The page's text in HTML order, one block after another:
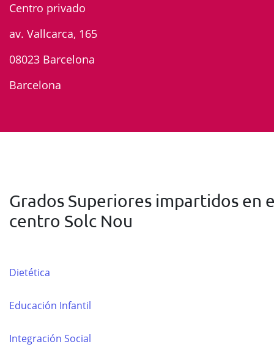
Centro privado
av. Vallcarca, 165
08023 Barcelona
Barcelona
Grados Superiores impartidos en
centro Solc Nou
Dietética
Educación Infantil
Integración Social